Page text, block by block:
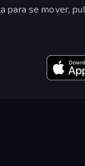
para se mover,